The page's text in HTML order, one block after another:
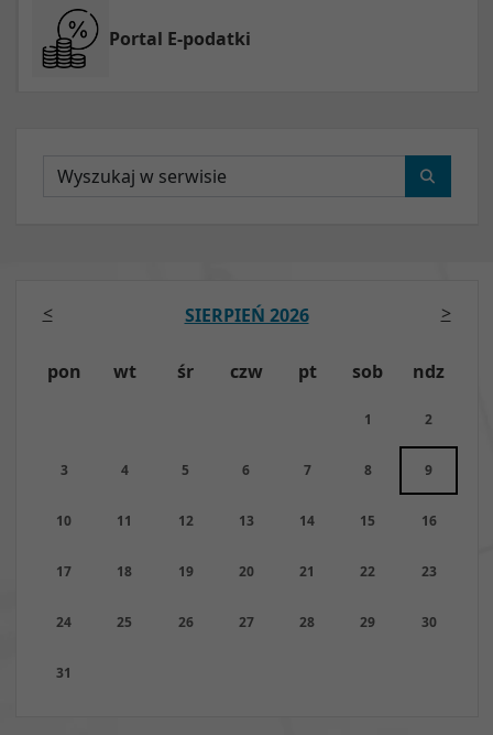
Portal E-podatki
Wyszukaj
SIERPIEŃ 2026
pon wt śr czw pt sob ndz
1 2
3 4 5 6 7 8 9
10 11 12 13 14 15 16
17 18 19 20 21 22 23
24 25 26 27 28 29 30
31
< >